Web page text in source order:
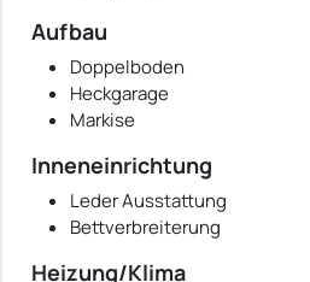
Aufbau
Doppelboden
Heckgarage
Markise
Inneneinrichtung
Leder Ausstattung
Bettverbreiterung
Heizung/Klima